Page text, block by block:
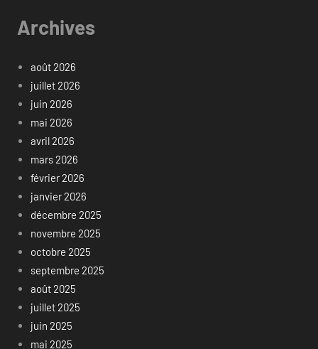
Archives
août 2026
juillet 2026
juin 2026
mai 2026
avril 2026
mars 2026
février 2026
janvier 2026
décembre 2025
novembre 2025
octobre 2025
septembre 2025
août 2025
juillet 2025
juin 2025
mai 2025